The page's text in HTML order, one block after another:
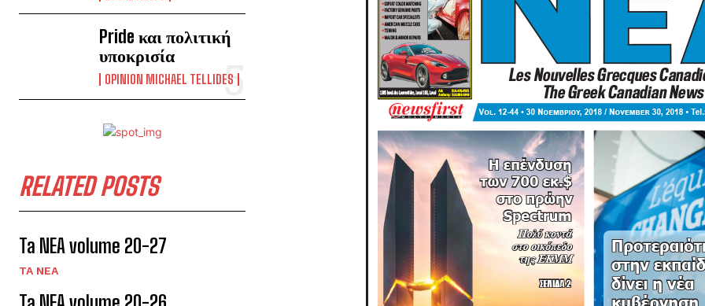
Pride και πολιτική
υποκρισία
OPINION MICHAEL TELLIDES
RELATED POSTS
Ta NEA volume 20-27
TA NEA